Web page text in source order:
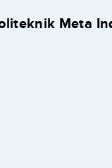
Meta